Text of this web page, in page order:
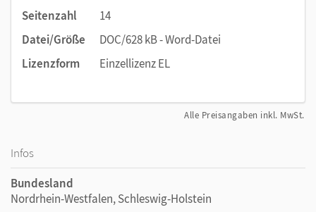
Seitenzahl
14
Datei/Größe
DOC/628 kB - Word-Datei
Lizenzform
Einzellizenz EL
Alle Preisangaben inkl. MwSt.
Infos
Bundesland
Nordrhein-Westfalen, Schleswig-Holstein